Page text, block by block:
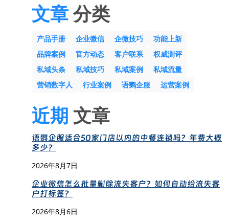
文章分类
产品手册 企业微信 企微技巧
功能上新
品牌案例
官方动态 客户联系
权威测评
私域头条
私域技巧 私域案例
私域流量
营销数字人
行业案例 语鹦企服 运营案例
近期 文章
语鹦企服适合50家门店以内的中餐连锁吗？年费大概
多少？
2026年8月7日
企业微信怎么批量删除流失客户？如何自动给流失客
户打标签？
2026年8月6日